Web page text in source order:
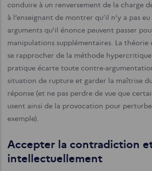
conduire à un renversement de la charge
à l’enseignant de montrer qu’il n’y a pas
arguments qu’il énonce peuvent passer
manipulations supplémentaires. La
se rapprocher de la méthode
pratique écarte toute contre-
situation de rupture et garder la maîtrise
réponse (et ne pas perdre de vue que
usent ainsi de la provocation pour
exemple).
Accepter la contradiction
intellectuellement